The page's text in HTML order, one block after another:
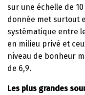
sur une échelle de
donnée met surtout
systématique entre
en milieu privé et
niveau de bonheur
de 6,9.
Les plus grandes